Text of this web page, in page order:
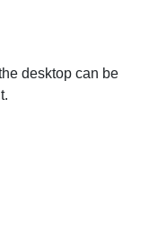
desktop can be